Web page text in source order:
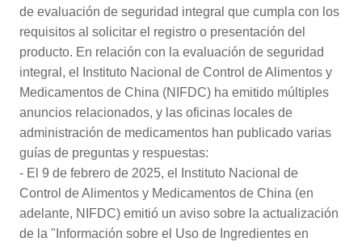
de evaluación de seguridad integral que cumpla con los
requisitos al solicitar el registro o presentación del
producto. En relación con la evaluación de seguridad
integral, el Instituto Nacional de Control de Alimentos y
Medicamentos de China (NIFDC) ha emitido múltiples
anuncios relacionados, y las oficinas locales de
administración de medicamentos han publicado varias
guías de preguntas y respuestas:
- El 9 de febrero de 2025, el Instituto Nacional de
Control de Alimentos y Medicamentos de China (en
adelante, NIFDC) emitió un aviso sobre la actualización
de la "Información sobre el Uso de Ingredientes en